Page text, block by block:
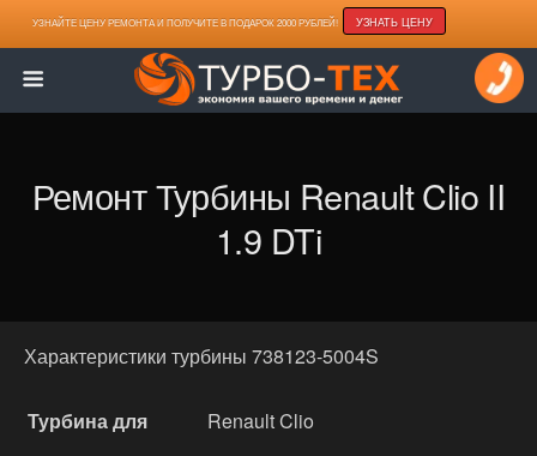
УЗНАЙТЕ ЦЕНУ РЕМОНТА И ПОЛУЧИТЕ В ПОДАРОК 2000 РУБЛЕЙ! УЗНАТЬ ЦЕНУ
Ремонт Турбины Renault Clio II
1.9 DTi
Характеристики турбины 738123-5004S
Турбина для Renault Clio